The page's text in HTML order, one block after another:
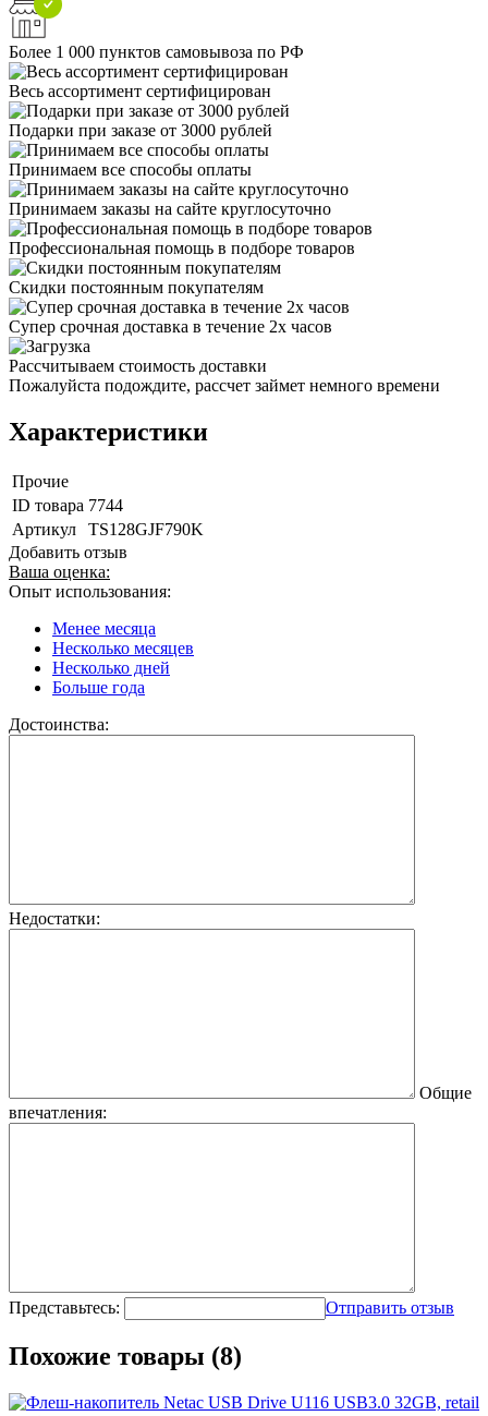
Более 1 000 пунктов самовывоза по РФ
Весь ассортимент сертифицирован
Подарки при заказе от 3000 рублей
Принимаем все способы оплаты
Принимаем заказы на сайте круглосуточно
Профессиональная помощь в подборе товаров
Скидки постоянным покупателям
Супер срочная доставка в течение 2х часов
Рассчитываем стоимость доставки
Пожалуйста подождите, рассчет займет немного времени
Характеристики
Прочие
ID товара 7744
Артикул
TS128GJF790K
Добавить отзыв
Ваша оценка:
Опыт использования:
Менее месяца
Несколько месяцев
Несколько дней
Больше года
Достоинства:
Недостатки:
Общие
впечатления:
Представьтесь: Отправить отзыв
Похожие товары (8)